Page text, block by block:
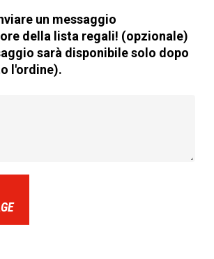
un messaggio
della lista regali! (opzionale)
sarà disponibile solo dopo
l'ordine).